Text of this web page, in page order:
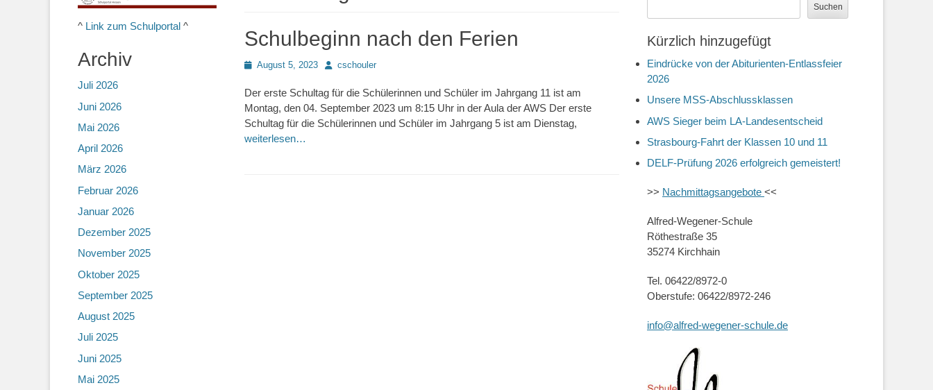
Schulbeginn nach den Ferien
PostedAugust 5, 2023 Autorcschouler
Der erste Schultag für die Schülerinnen und Schüler im Jahrgang 11 ist am
Montag, den 04. September 2023 um 8:15 Uhr in der Aula der AWS Der erste
Schultag für die Schülerinnen und Schüler im Jahrgang 5 ist am Dienstag,
weiterlesen…
Suchen
Kürzlich hinzugefügt
Eindrücke von der Abiturienten-Entlassfeier
2026
Unsere MSS-Abschlussklassen
AWS Sieger beim LA-Landesentscheid
Strasbourg-Fahrt der Klassen 10 und 11
DELF-Prüfung 2026 erfolgreich gemeistert!
>> Nachmittagsangebote <<
Alfred-Wegener-Schule
Röthestraße 35
35274 Kirchhain
Tel. 06422/8972-0
Oberstufe: 06422/8972-246
info@alfred-wegener-schule.de
^ Link zum Schulportal ^
Archiv
Juli 2026
Juni 2026
Mai 2026
April 2026
März 2026
Februar 2026
Januar 2026
Dezember 2025
November 2025
Oktober 2025
September 2025
August 2025
Juli 2025
Juni 2025
Mai 2025